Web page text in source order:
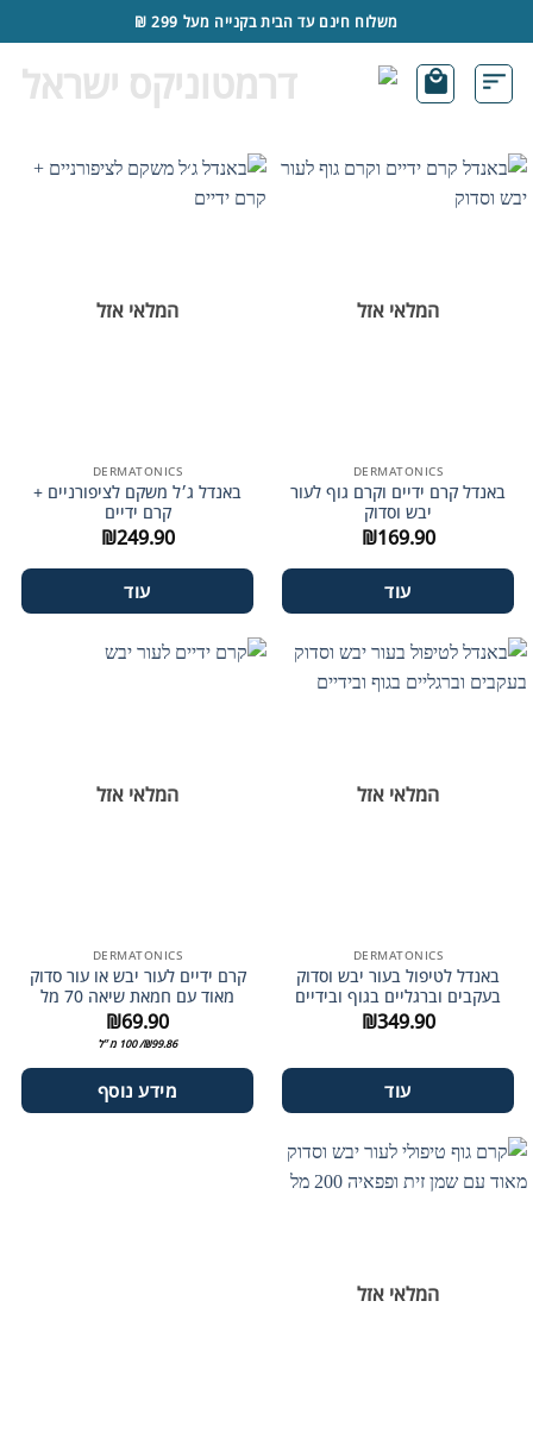
משלוח חינם עד הבית בקנייה מעל 299 ₪
המלאי אזל
DERMATONICS
קרם ידיים וקרם גוף לעור
יבש וסדוק
₪
המלאי אזל
DERMATONICS
באנדל ג׳ל משקם לציפורניים +
קרם ידיים
₪
המלאי אזל
DERMATONICS
לטיפול בעור יבש וסדוק
וברגליים בגוף ובידיים
₪
המלאי אזל
DERMATONICS
קרם ידיים לעור יבש או עור סדוק
מאוד עם חמאת שיאה 70 מל
₪
מידע נוסף
המלאי אזל